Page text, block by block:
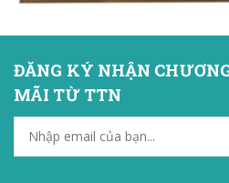
ĐĂNG KÝ NHẬN
MÃI TỪ TTN